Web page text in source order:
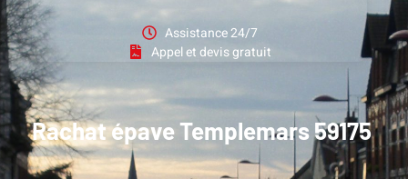
Assistance 24/7
Appel et devis gratuit
Rachat épave Templemars 59175